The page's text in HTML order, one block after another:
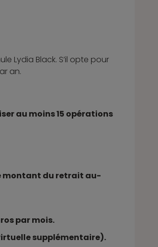
Lydia Black. S’il opte pour
an.
au moins 15 opérations
montant du retrait au-
par mois.
supplémentaire).